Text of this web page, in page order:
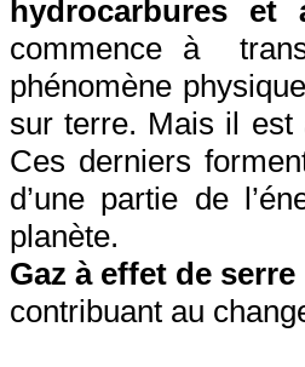
hydrocarbures et
commence à
phénomène physique
sur terre. Mais il est
Ces derniers
d’une partie de
planète.
Gaz à effet de serre
contribuant au